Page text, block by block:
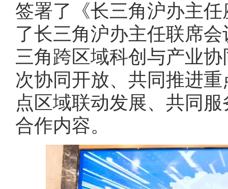
签署了《长三角沪办主
了长三角沪办主任联席
三角跨区域科创与产业
次协同开放、共同推进
点区域联动发展、共同
合作内容。